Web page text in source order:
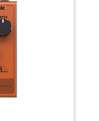
différents scénarios. Chaque
plage de contrôle. Alliage
d'aluminium complet : alliage
d'aluminium complet, classique,
supplémentaire permet un
contrôle détaillé des caractères
sonores. Connecteur DC 9 V :
adaptateur d'alimentation 9 V